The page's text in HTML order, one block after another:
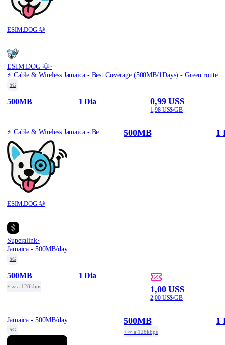
ESIM.DOG 🐶
ESIM.DOG 🐶·
⚡️ Cable & Wireless Jamaica - Best Coverage (500MB/1Days) - Green route
5G
500MB 1 Dia 0,99 US$
1,98 US$/GB
ESIM.DOG 🐶
500MB 1
Superalink·
Jamaica - 500MB/day
5G
500MB
+ ∞ a 128kbps
1 Dia
1,00 US$
2,00 US$/GB
Jamaica - 500MB/day
5G
500MB
+ ∞ a 128kbps
1